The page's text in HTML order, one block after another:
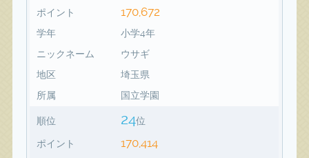
ポイント 170,672
学年
小学4年
ニックネーム
ウサギ
地区
埼玉県
所属
国立学園
順位 24位
ポイント 170,414